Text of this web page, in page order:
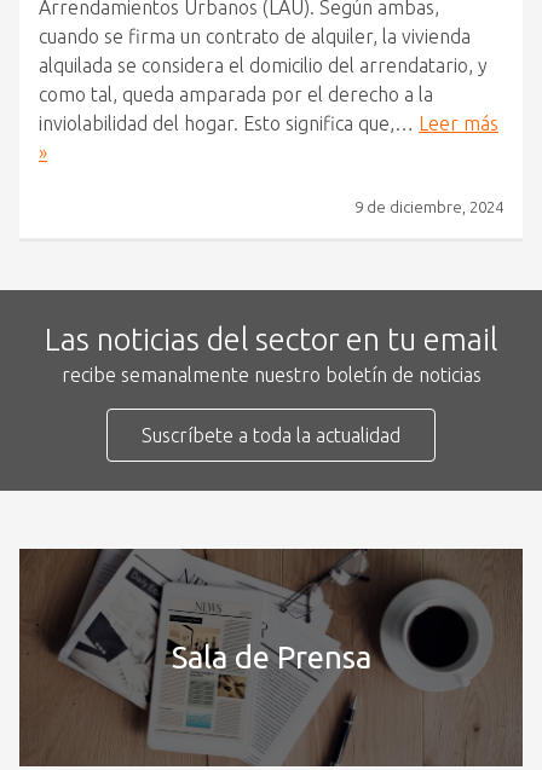
Arrendamientos Urbanos (LAU). Según ambas,
cuando se firma un contrato de alquiler, la vivienda
alquilada se considera el domicilio del arrendatario, y
como tal, queda amparada por el derecho a la
inviolabilidad del hogar. Esto significa que,… Leer más
»
9 de diciembre, 2024
Las noticias del sector en tu email
recibe semanalmente nuestro boletín de noticias
Suscríbete a toda la actualidad
Sala de Prensa